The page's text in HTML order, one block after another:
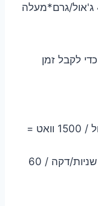
אנרגיה נדרשת: 80,000 גרם * 4.18 ג'אול/גרם*מעלה
לקבל זמן
זמן בשניות = 13,376,000 ג'אול / 1500 וואט =
זמן בשעות = 8917 שניות / 60 שניות/דקה / 60